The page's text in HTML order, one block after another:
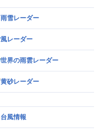
雨雪レーダー
風レーダー
世界の雨雲レーダー
黄砂レーダー
台風情報